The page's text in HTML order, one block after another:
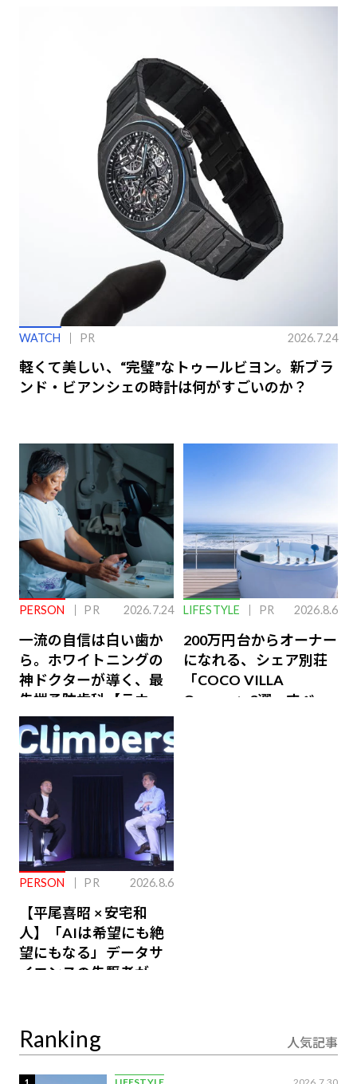
WATCH PR 2026.7.24
軽くて美しい、“完璧”なトゥールビヨン。新ブラ
ンド・ビアンシェの時計は何がすごいのか？
PERSON PR 2026.7.24
一流の自信は白い歯か
ら。ホワイトニングの
神ドクターが導く、最
先端予防歯科【ラウン
ジ会員特典あり】
LIFESTYLE PR 2026.8.6
200万円台からオーナー
になれる、シェア別荘
「COCO VILLA
Owners」3選。すべて
PERSON PR 2026.8.6
【平尾喜昭 × 安宅和
人】「AIは希望にも絶
望にもなる」データサ
イエンスの先駆者が語
Ranking 人気記事